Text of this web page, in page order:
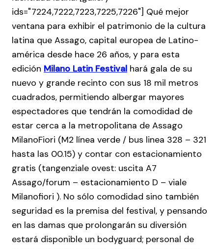
ids="7224,7222,7223,7225,7226"] Qué mejor
ventana para exhibir el patrimonio de la cultura
latina que Assago, capital europea de Latino-
américa desde hace 26 años, y para esta
edición Milano Latin Festival hará gala de su
nuevo y grande recinto con sus 18 mil metros
cuadrados, permitiendo albergar mayores
espectadores que tendrán la comodidad de
estar cerca a la metropolitana de Assago
MilanoFiori (M2 línea verde / bus linea 328 – 321
hasta las 00.15) y contar con estacionamiento
gratis (tangenziale ovest: uscita A7
Assago/forum – estacionamiento D – viale
Milanofiori ). No sólo comodidad sino también
seguridad es la premisa del festival, y pensando
en las damas que prolongarán su diversión
estará disponible un bodyguard; personal de